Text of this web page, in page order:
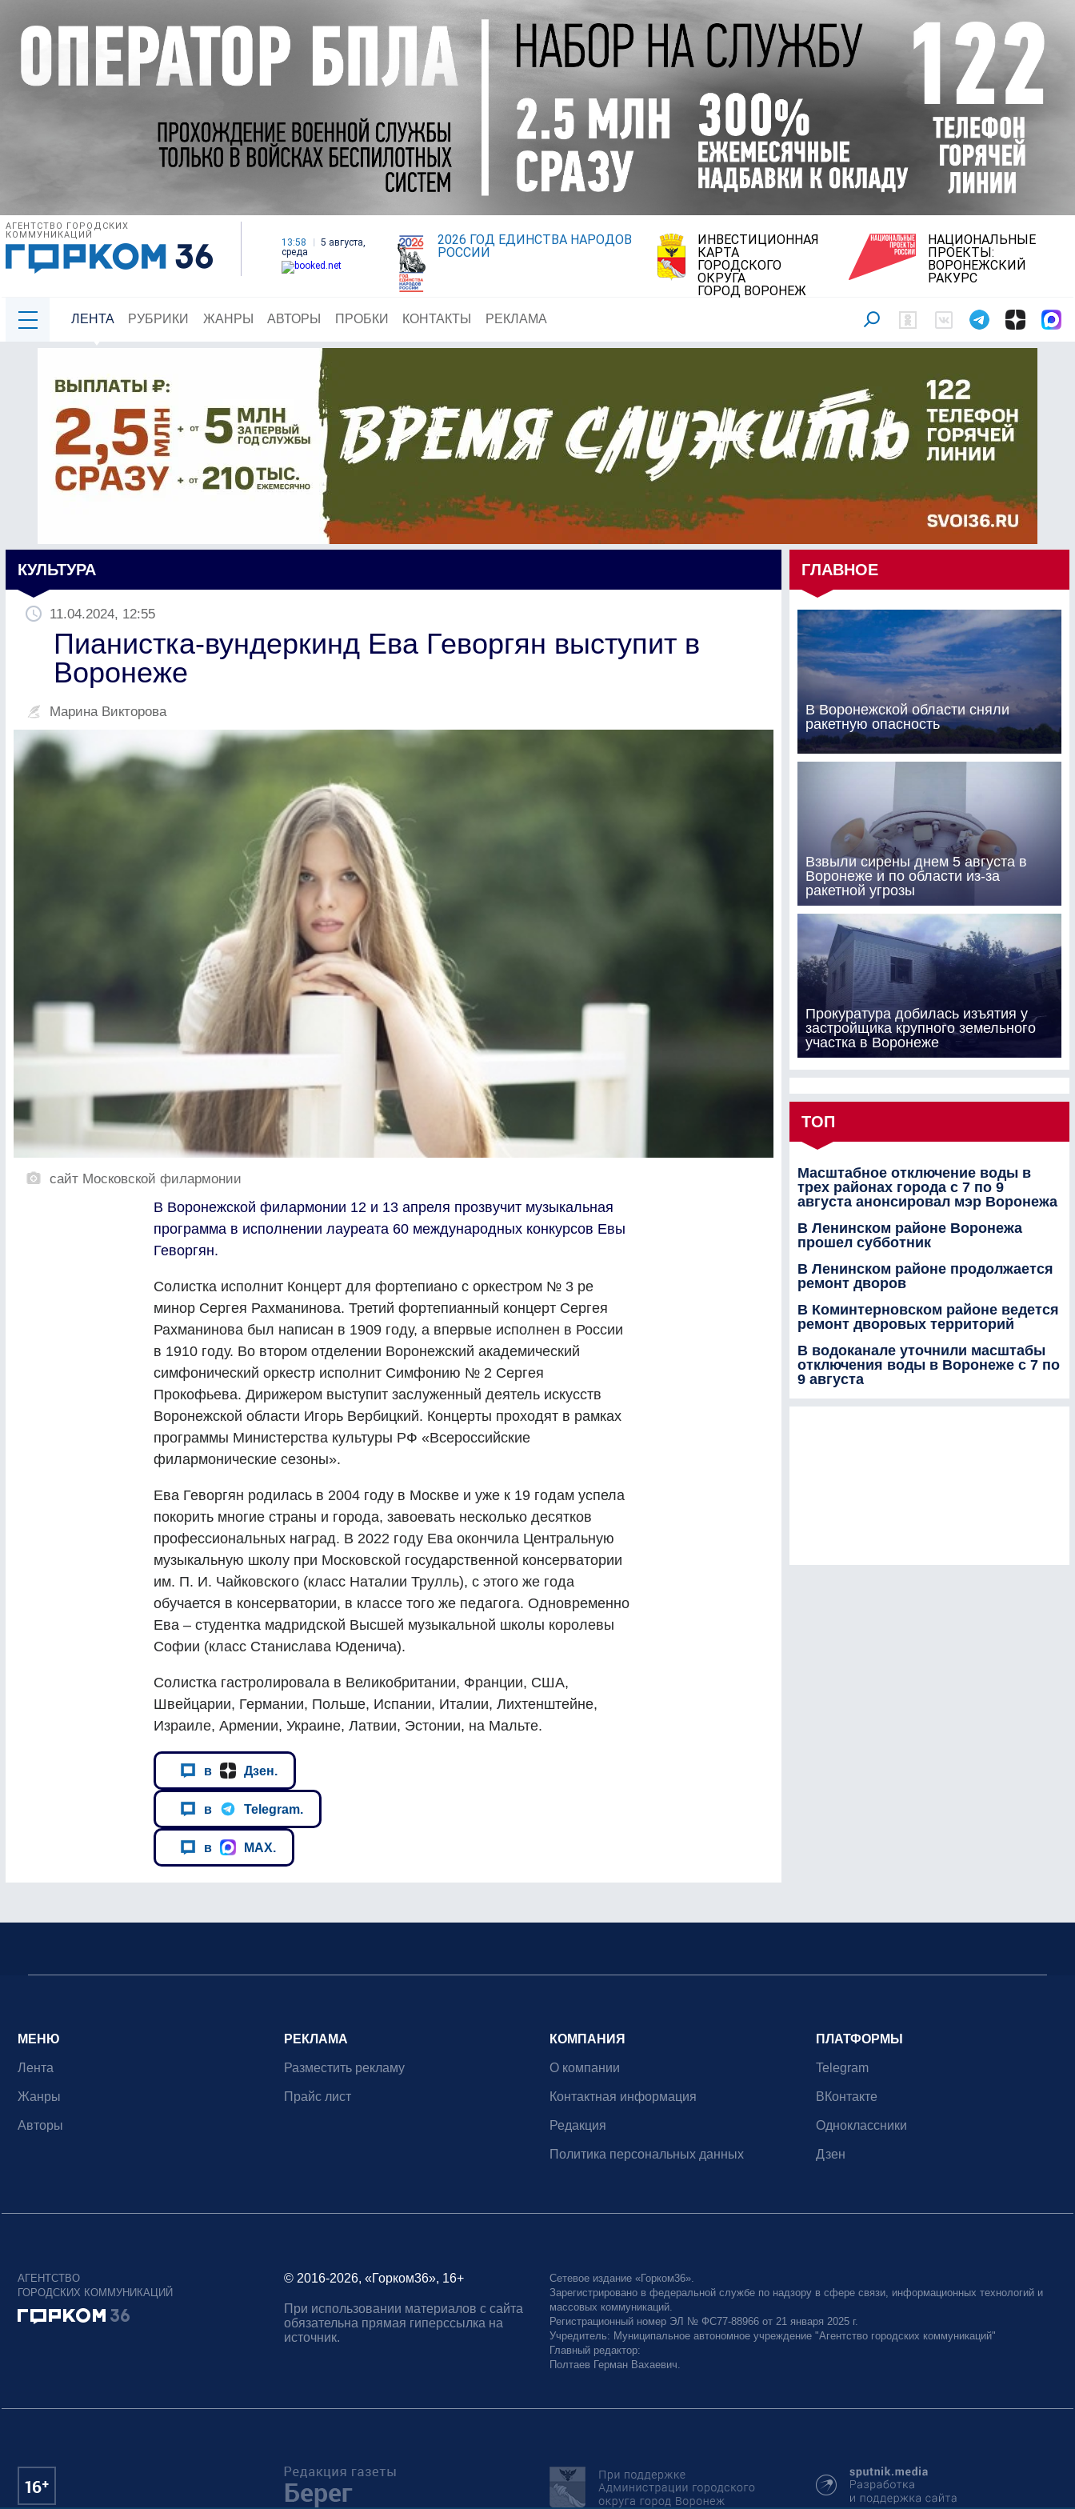
АГЕНТСТВО ГОРОДСКИХ
КОММУНИКАЦИЙ
13:58
5 августа,
среда
2026 ГОД ЕДИНСТВА НАРОДОВ
РОССИИ
ИНВЕСТИЦИОННАЯ
КАРТА
ГОРОДСКОГО
ОКРУГА
ГОРОД ВОРОНЕЖ
НАЦИОНАЛЬНЫЕ
ПРОЕКТЫ:
ВОРОНЕЖСКИЙ
РАКУРС
ЛЕНТА РУБРИКИ ЖАНРЫ АВТОРЫ ПРОБКИ КОНТАКТЫ РЕКЛАМА
КУЛЬТУРА
11.04.2024, 12:55
Пианистка-вундеркинд Ева Геворгян выступит в
Воронеже
Марина Викторова
сайт Московской филармонии
В Воронежской филармонии 12 и 13 апреля прозвучит музыкальная
программа в исполнении лауреата 60 международных конкурсов Евы
Геворгян.
Солистка исполнит Концерт для фортепиано с оркестром № 3 ре
минор Сергея Рахманинова. Третий фортепианный концерт Сергея
Рахманинова был написан в 1909 году, а впервые исполнен в России
в 1910 году. Во втором отделении Воронежский академический
симфонический оркестр исполнит Симфонию № 2 Сергея
Прокофьева. Дирижером выступит заслуженный деятель искусств
Воронежской области Игорь Вербицкий. Концерты проходят в рамках
программы Министерства культуры РФ «Всероссийские
филармонические сезоны».
Ева Геворгян родилась в 2004 году в Москве и уже к 19 годам успела
покорить многие страны и города, завоевать несколько десятков
профессиональных наград. В 2022 году Ева окончила Центральную
музыкальную школу при Московской государственной консерватории
им. П. И. Чайковского (класс Наталии Трулль), с этого же года
обучается в консерватории, в классе того же педагога. Одновременно
Ева – студентка мадридской Высшей музыкальной школы королевы
Софии (класс Станислава Юденича).
Солистка гастролировала в Великобритании, Франции, США,
Швейцарии, Германии, Польше, Испании, Италии, Лихтенштейне,
Израиле, Армении, Украине, Латвии, Эстонии, на Мальте.
в Дзен.
в Telegram.
в MAX.
ГЛАВНОЕ
В Воронежской области сняли
ракетную опасность
Взвыли сирены днем 5 августа в
Воронеже и по области из-за
ракетной угрозы
Прокуратура добилась изъятия у
застройщика крупного земельного
участка в Воронеже
ТОП
Масштабное отключение воды в
трех районах города с 7 по 9
августа анонсировал мэр Воронежа
В Ленинском районе Воронежа
прошел субботник
В Ленинском районе продолжается
ремонт дворов
В Коминтерновском районе ведется
ремонт дворовых территорий
В водоканале уточнили масштабы
отключения воды в Воронеже с 7 по
9 августа
МЕНЮ
Лента
Жанры
Авторы
РЕКЛАМА
Разместить рекламу
Прайс лист
КОМПАНИЯ
О компании
Контактная информация
Редакция
Политика персональных данных
ПЛАТФОРМЫ
Telegram
ВКонтакте
Одноклассники
Дзен
АГЕНТСТВО
ГОРОДСКИХ КОММУНИКАЦИЙ
© 2016-2026, «Горком36», 16+
При использовании материалов с сайта
обязательна прямая гиперссылка на
источник.
Сетевое издание «Горком36».
Зарегистрировано в федеральной службе по надзору в сфере связи, информационных технологий и
массовых коммуникаций.
Регистрационный номер ЭЛ № ФС77-88966 от 21 января 2025 г.
Учредитель: Муниципальное автономное учреждение "Агентство городских коммуникаций"
Главный редактор:
Полтаев Герман Вахаевич.